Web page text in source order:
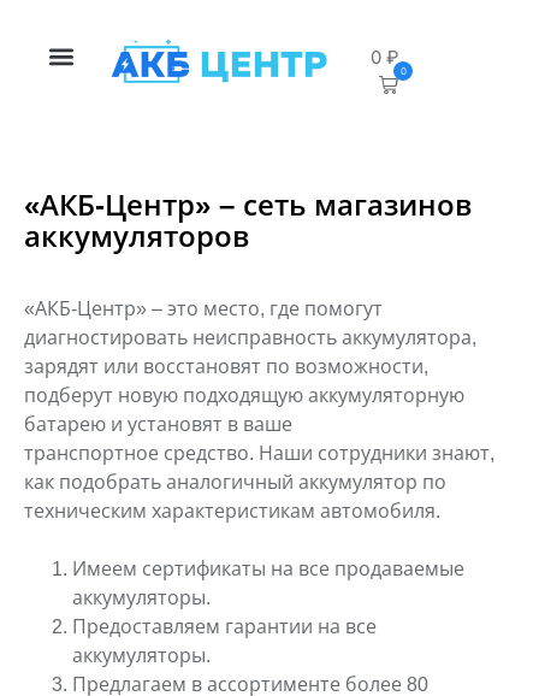
0₽
0
«АКБ-Центр» – сеть магазинов
аккумуляторов
«АКБ-Центр» – это место, где помогут
диагностировать неисправность аккумулятора,
зарядят или восстановят по возможности,
подберут новую подходящую аккумуляторную
батарею и установят в ваше
транспортное средство. Наши сотрудники знают,
как подобрать аналогичный аккумулятор по
техническим характеристикам автомобиля.
Имеем сертификаты на все продаваемые
аккумуляторы.
Предоставляем гарантии на все
аккумуляторы.
Предлагаем в ассортименте более 80